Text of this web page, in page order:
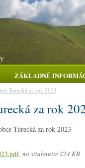
ZÁKLADNÉ
za rok
Turecká za rok 2023
Turecká za rok 2023
, na stiahnutie 224 KB